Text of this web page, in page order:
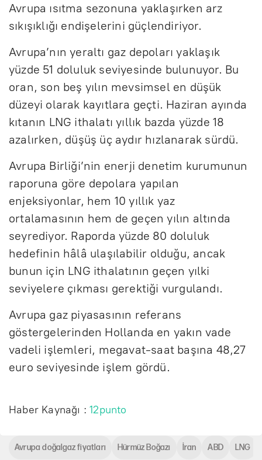
Avrupa ısıtma sezonuna yaklaşırken arz
sıkışıklığı endişelerini güçlendiriyor.
Avrupa’nın yeraltı gaz depoları yaklaşık
yüzde 51 doluluk seviyesinde bulunuyor. Bu
oran, son beş yılın mevsimsel en düşük
düzeyi olarak kayıtlara geçti. Haziran ayında
kıtanın LNG ithalatı yıllık bazda yüzde 18
azalırken, düşüş üç aydır hızlanarak sürdü.
Avrupa Birliği’nin enerji denetim kurumunun
raporuna göre depolara yapılan
enjeksiyonlar, hem 10 yıllık yaz
ortalamasının hem de geçen yılın altında
seyrediyor. Raporda yüzde 80 doluluk
hedefinin hâlâ ulaşılabilir olduğu, ancak
bunun için LNG ithalatının geçen yılki
seviyelere çıkması gerektiği vurgulandı.
Avrupa gaz piyasasının referans
göstergelerinden Hollanda en yakın vade
vadeli işlemleri, megavat-saat başına 48,27
euro seviyesinde işlem gördü.
Haber Kaynağı :12punto
Avrupa doğalgaz fiyatları Hürmüz Boğazı İran ABD LNG